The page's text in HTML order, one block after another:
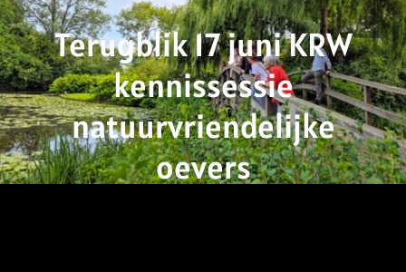
Terugblik 17 juni KRW
kennissessie
natuurvriendelijke
oevers